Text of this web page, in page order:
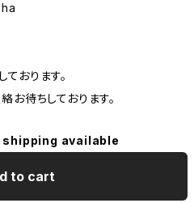
おります。
お待ちしております。
available
to cart